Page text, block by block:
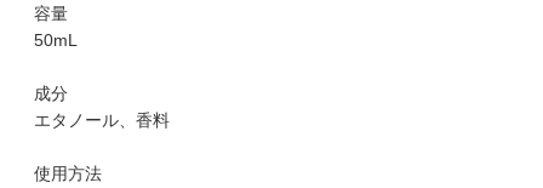
容量
50mL
成分
エタノール、香料
使用方法